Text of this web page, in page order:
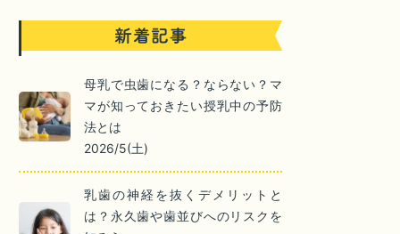
母乳で虫歯になる？ならない？マ
マが知っておきたい授乳中の予防
法とは
2026/5(土)
乳歯の神経を抜くデメリットと
は？永久歯や歯並びへのリスクを